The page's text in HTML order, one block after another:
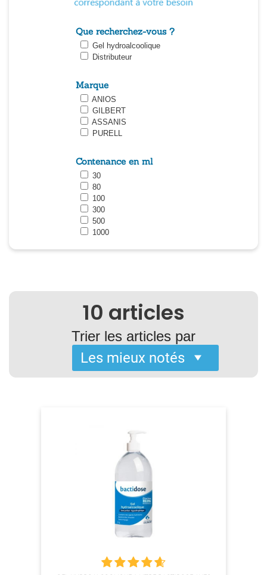
Que recherchez-vous ?
Gel hydroalcoolique
Distributeur
Marque
ANIOS
GILBERT
ASSANIS
PURELL
Contenance en ml
30
80
100
300
500
1000
10 articles
Trier les articles par